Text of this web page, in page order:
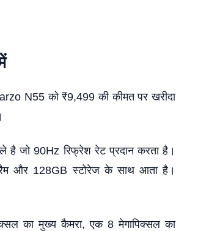
N55 को ₹9,499 की कीमत पर खरीदा
है जो 90Hz रिफ्रेश रेट प्रदान करता है।
और 128GB स्टोरेज के साथ आता है।
का मुख्य कैमरा, एक 8 मेगापिक्सल का